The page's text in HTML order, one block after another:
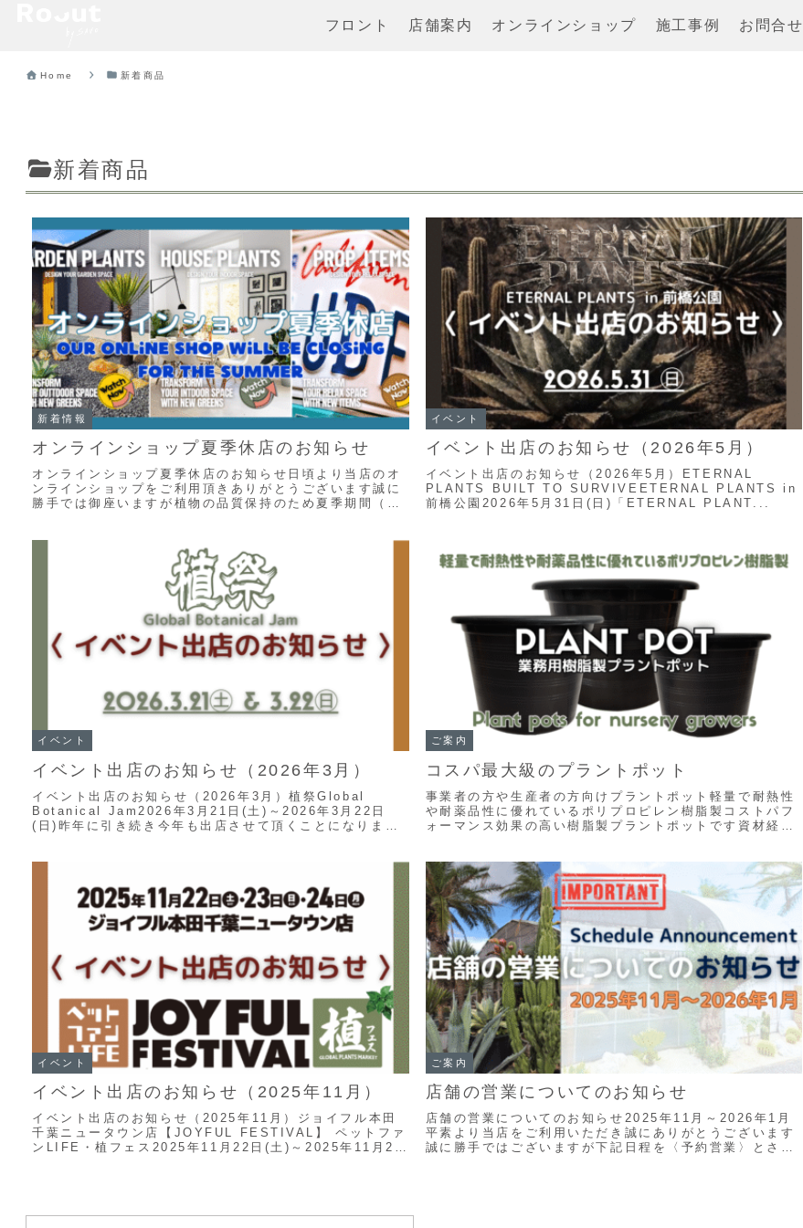
フロント 店舗案内 オンラインショップ 施工事例 お問合せ
Home 新着商品
新着商品
新着情報
オンラインショップ夏季休店のお知らせ
オンラインショップ夏季休店のお知らせ日頃より当店のオ
ンラインショップをご利用頂きありがとうございます誠に
勝手では御座いますが植物の品質保持のため夏季期間（６
イベント
イベント出店のお知らせ（2026年5月）
イベント出店のお知らせ（2026年5月）ETERNAL
PLANTS BUILT TO SURVIVEETERNAL PLANTS in
前橋公園2026年5月31日(日)「ETERNAL PLANT...
イベント
イベント出店のお知らせ（2026年3月）
イベント出店のお知らせ（2026年3月）植祭Global
Botanical Jam2026年3月21日(土)～2026年3月22日
(日)昨年に引き続き今年も出店させて頂くことになりまし
ご案内
コスパ最大級のプラントポット
事業者の方や生産者の方向けプラントポット軽量で耐熱性
や耐薬品性に優れているポリプロピレン樹脂製コストパフ
ォーマンス効果の高い樹脂製プラントポットです資材経費
イベント
イベント出店のお知らせ（2025年11月）
イベント出店のお知らせ（2025年11月）ジョイフル本田
千葉ニュータウン店【JOYFUL FESTIVAL】 ペットファ
ンLIFE・植フェス2025年11月22日(土)～2025年11月24
ご案内
店舗の営業についてのお知らせ
店舗の営業についてのお知らせ2025年11月～2026年1月
平素より当店をご利用いただき誠にありがとうございます
誠に勝手ではございますが下記日程を〈予約営業〉とさせ